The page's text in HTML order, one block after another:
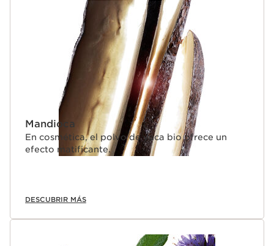
Mandioca
En cosmética, el polvo de yuca bio ofrece un
efecto matificante.
DESCUBRIR MÁS